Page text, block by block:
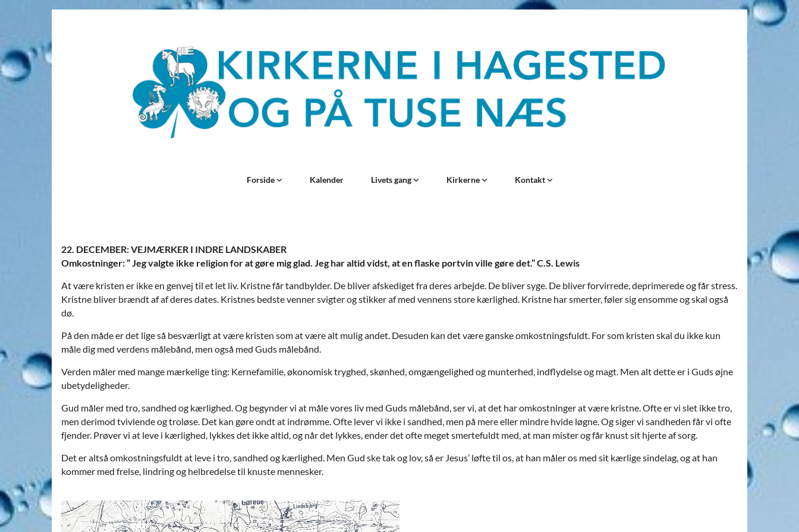
Forside Kalender Livets gang Kirkerne Kontakt
22. DECEMBER: VEJMÆRKER I INDRE LANDSKABER
Omkostninger: ” Jeg valgte ikke religion for at gøre mig glad. Jeg har altid vidst, at en flaske portvin ville gøre det.” C.S. Lewis
At være kristen er ikke en genvej til et let liv. Kristne får tandbylder. De bliver afskediget fra deres arbejde. De bliver syge. De bliver forvirrede, deprimerede og får stress.
Kristne bliver brændt af af deres dates. Kristnes bedste venner svigter og stikker af med vennens store kærlighed. Kristne har smerter, føler sig ensomme og skal også
dø.
På den måde er det lige så besværligt at være kristen som at være alt mulig andet. Desuden kan det være ganske omkostningsfuldt. For som kristen skal du ikke kun
måle dig med verdens målebånd, men også med Guds målebånd.
Verden måler med mange mærkelige ting: Kernefamilie, økonomisk tryghed, skønhed, omgængelighed og munterhed, indflydelse og magt. Men alt dette er i Guds øjne
ubetydeligheder.
Gud måler med tro, sandhed og kærlighed. Og begynder vi at måle vores liv med Guds målebånd, ser vi, at det har omkostninger at være kristne. Ofte er vi slet ikke tro,
men derimod tvivlende og troløse. Det kan gøre ondt at indrømme. Ofte lever vi ikke i sandhed, men på mere eller mindre hvide løgne. Og siger vi sandheden får vi ofte
fjender. Prøver vi at leve i kærlighed, lykkes det ikke altid, og når det lykkes, ender det ofte meget smertefuldt med, at man mister og får knust sit hjerte af sorg.
Det er altså omkostningsfuldt at leve i tro, sandhed og kærlighed. Men Gud ske tak og lov, så er Jesus’ løfte til os, at han måler os med sit kærlige sindelag, og at han
kommer med frelse, lindring og helbredelse til knuste mennesker.